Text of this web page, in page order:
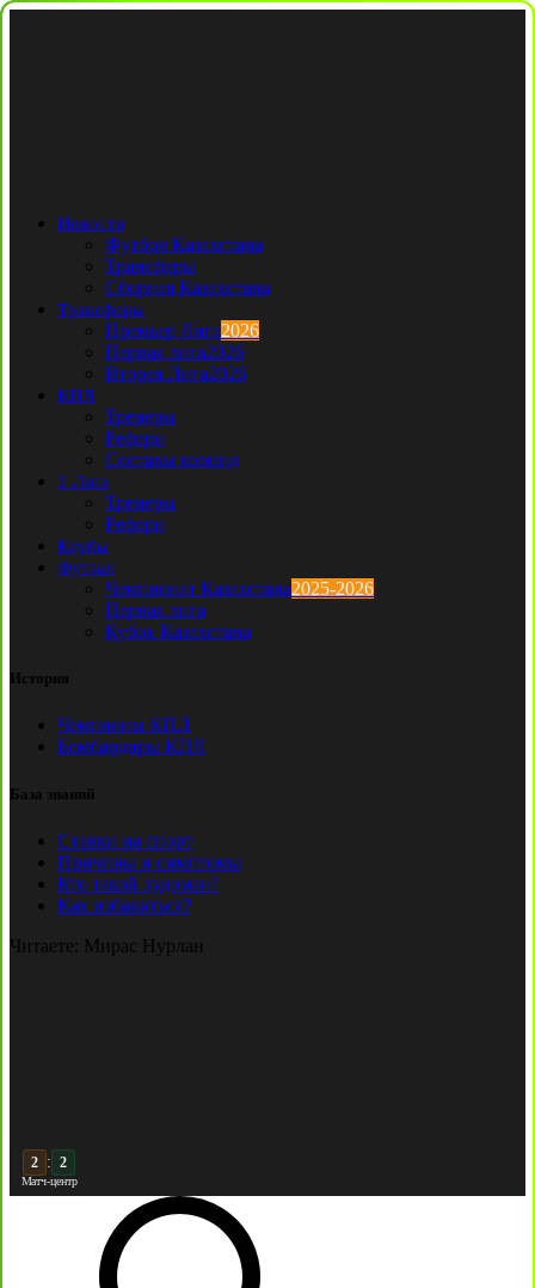
Новости
Футбол Казахстана
Трансферы
Сборная Казахстана
Трансферы
Премьер Лига2026
Первая лига2026
Вторая Лига2026
КПЛ
Тренеры
Рефери
Составы команд
1 Лига
Тренеры
Рефери
Клубы
Футзал
Чемпионат Казахстана2025-2026
Первая лига
Кубок Казахстана
История
Чемпионы КПЛ
Бомбардиры КПЛ
База знаний
Ставки на спорт
Причины и симптомы
Кто такой лудоман?
Как избавиться?
Читаете: Мирас Нурлан
3 : 2
Матч-центр